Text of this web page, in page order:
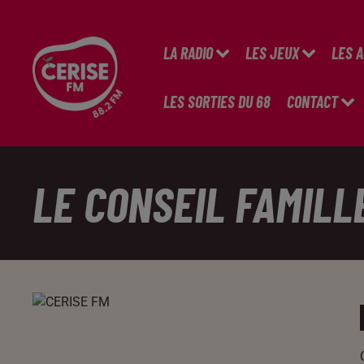
LA RADIO LES JEUX LES
LES SORTIES DU 68 CONTACT
LE CONSEIL